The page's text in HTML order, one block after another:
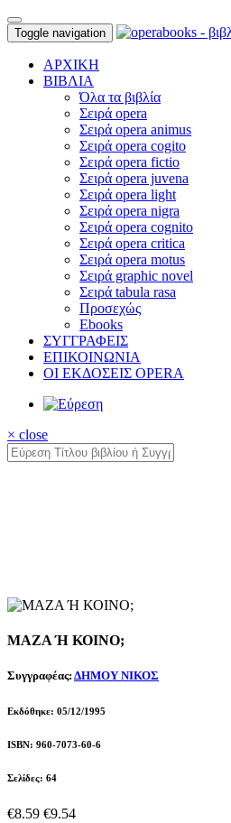
Toggle navigation
ΑΡΧΙΚΗ
ΒΙΒΛΙΑ
Όλα τα βιβλία
Σειρά opera
Σειρά opera animus
Σειρά opera cogito
Σειρά opera fictio
Σειρά opera juvena
Σειρά opera light
Σειρά opera nigra
Σειρά opera cognito
Σειρά opera critica
Σειρά opera motus
Σειρά graphic novel
Σειρά tabula rasa
Προσεχώς
Ebooks
ΣΥΓΓΡΑΦΕΙΣ
ΕΠΙΚΟΙΝΩΝΙΑ
ΟΙ ΕΚΔΟΣΕΙΣ OPERA
× close
ΜΑΖΑ Ή ΚΟΙΝΟ;
Συγγραφέας: ΔΗΜΟΥ ΝΙΚΟΣ
Εκδόθηκε: 05/12/1995
ISBN: 960-7073-60-6
Σελίδες: 64
€8.59 €9.54